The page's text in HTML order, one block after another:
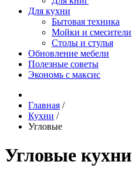
Для кухни
Бытовая техника
Мойки и смесители
Столы и стулья
Обновление мебели
Полезные советы
Экономь с максис
Главная /
Кухни /
Угловые
Угловые кухни